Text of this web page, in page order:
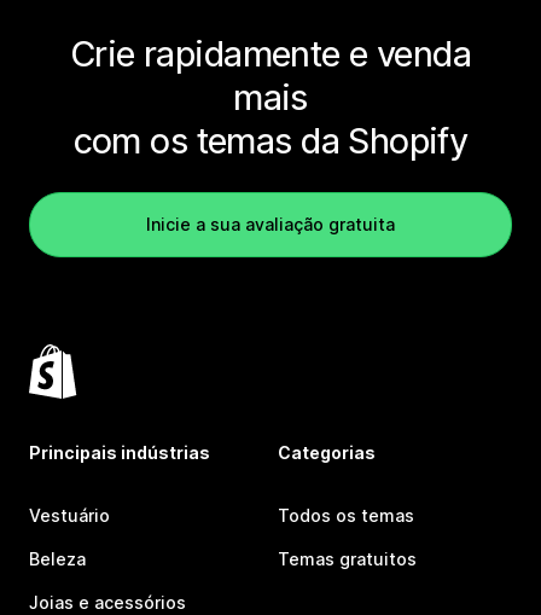
Crie rapidamente e venda
mais
com os temas da Shopify
Inicie a sua avaliação gratuita
Principais indústrias
Vestuário
Beleza
Joias e acessórios
Categorias
Todos os temas
Temas gratuitos